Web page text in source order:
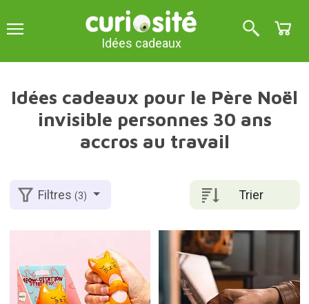
Idées cadeaux
Idées cadeaux pour le Père Noël
invisible personnes 30 ans
accros au travail
Trier
Filtres(3)